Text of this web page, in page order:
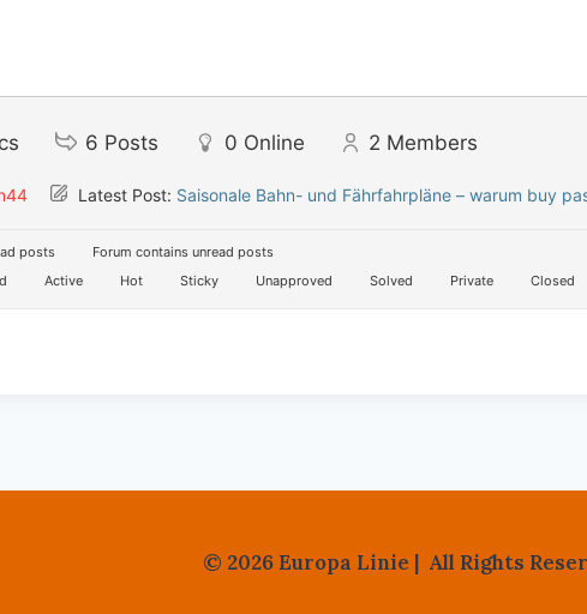
6 Posts 0 Online 2 Members
Latest Post: Saisonale Bahn- und Fährfahrpläne – warum buy
posts
Forum contains unread posts
Active Hot Sticky Unapproved Solved Private Closed
© 2026 Europa Linie | All Rights